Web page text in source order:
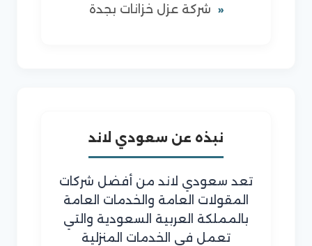
شركة عزل خزانات بجدة
نبذه عن سعودي لاند
تعد سعودي لاند من أفضل شركات
المقولات العامة والخدمات العامة
بالمملكة العربية السعودية والتي
تعمل في الخدمات المنزلية